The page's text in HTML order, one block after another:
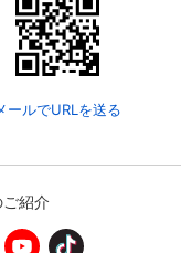
ールでURLを送る
紹介